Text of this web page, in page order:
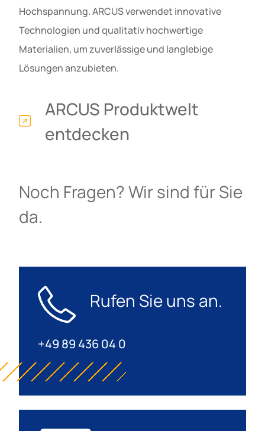
Hochspannung. ARCUS verwendet innovative
Technologien und qualitativ hochwertige
Materialien, um zuverlässige und langlebige
Lösungen anzubieten.
ARCUS Produktwelt
entdecken
Noch Fragen? Wir sind für Sie
da.
Rufen Sie uns an.
+49 89 436 04 0